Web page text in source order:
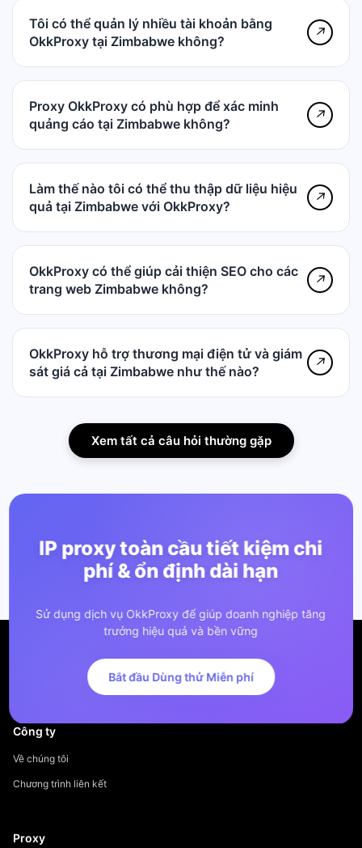
Tôi có thể quản lý nhiều tài khoản bằng
OkkProxy tại Zimbabwe không?
↗
Proxy OkkProxy có phù hợp để xác minh
quảng cáo tại Zimbabwe không?
↗
Làm thế nào tôi có thể thu thập dữ liệu hiệu
quả tại Zimbabwe với OkkProxy?
↗
OkkProxy có thể giúp cải thiện SEO cho các
trang web Zimbabwe không?
↗
OkkProxy hỗ trợ thương mại điện tử và giám
sát giá cả tại Zimbabwe như thế nào?
↗
Xem tất cả câu hỏi thường gặp
IP proxy toàn cầu tiết kiệm chi
phí & ổn định dài hạn
Sử dụng dịch vụ OkkProxy để giúp doanh nghiệp tăng
trưởng hiệu quả và bền vững
Bắt đầu Dùng thử Miễn phí
Công ty
Về chúng tôi
Chương trình liên kết
Proxy